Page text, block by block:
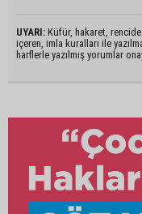
UYARI: Küfür, hakaret,
içeren, imla kuralları ile
harflerle yazılmış yorumlar